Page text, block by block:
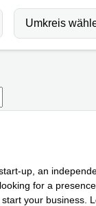
Umkreis
up, an
for a
your business.